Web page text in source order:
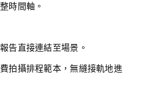
時間軸。
告直接連結至場景。
拍攝排程範本，無縫接軌地進